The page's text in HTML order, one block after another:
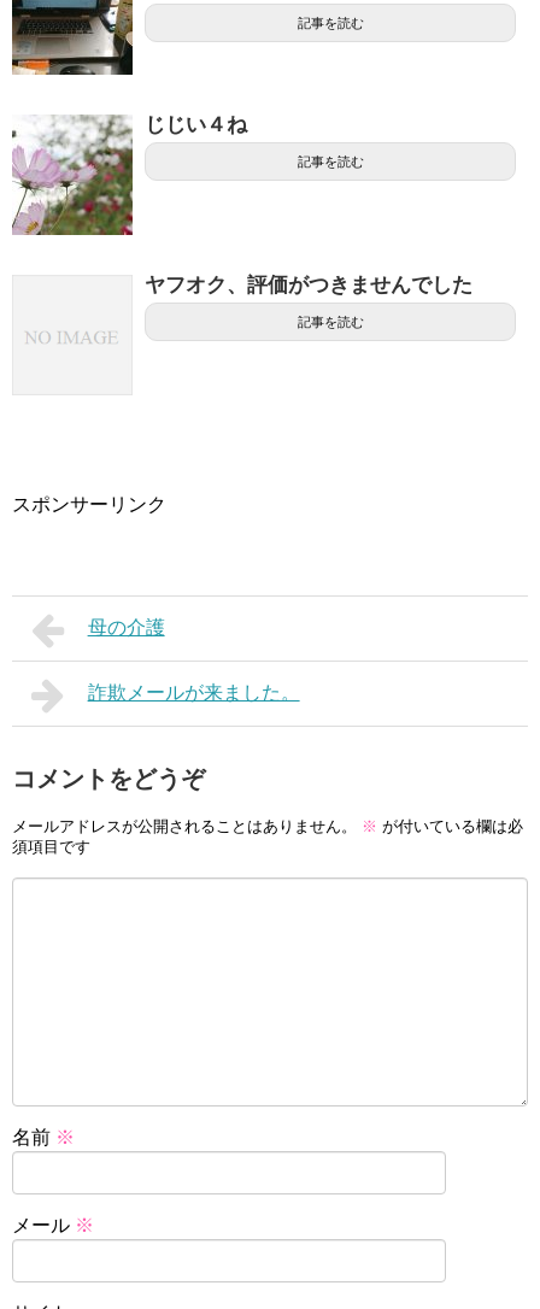
記事を読む
じじい４ね
記事を読む
ヤフオク、評価がつきませんでした
記事を読む
スポンサーリンク
母の介護
詐欺メールが来ました。
コメントをどうぞ
メールアドレスが公開されることはありません。 ※ が付いている欄は必
須項目です
名前 ※
メール ※